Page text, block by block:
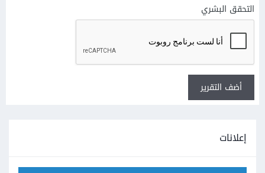
التحقق البشري
أضف التقرير
إعلانات